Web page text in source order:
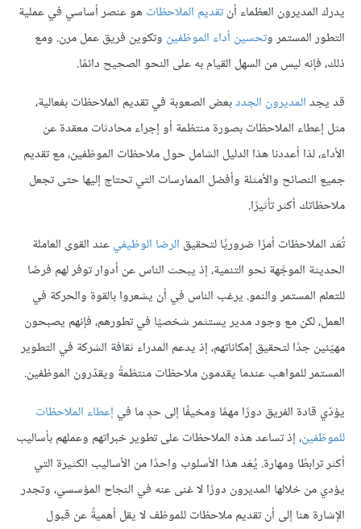
يدرك المديرون العظماء أنتقديم الملاحظاتهو عنصر أساسي في عملية
التطور المستمر وتحسين أداء الموظفين وتكوين فريق عمل مرن. ومع
ذلك، فإنه ليس من السهل القيام به على النحو الصحيح دائمًا.
قد يجدالمديرون الجددبعض الصعوبة في تقديم الملاحظات بفعالية،
مثل إعطاء الملاحظات بصورة منتظمة أو إجراء محادثات معقدة عن
الأداء، لذا أعددنا هذا الدليل الشامل حول ملاحظات الموظفين، مع تقديم
جميع النصائح والأمثلة وأفضل الممارسات التي تحتاج إليها حتى تجعل
ملاحظاتك أكثر تأثيرًا.
تُعَد الملاحظات أمرًا ضروريًا لتحقيق الرضا الوظيفيعند القوى العاملة
الحديثة الموجَّهة نحو التنمية، إذ يبحث الناس عن أدوار توفر لهم فرصًا
للتعلم المستمر والنمو. يرغب الناس في أن يشعروا بالقوة والحركة في
العمل، لكن مع وجود مدير يستثمر شخصيًا في تطورهم، فإنهم يصبحون
مهيّئين جدًا لتحقيق إمكاناتهم، إذ يدعم المدراء ثقافة الشركة في التطوير
المستمر للمواهب عندما يقدمون ملاحظات منتظمةً ويقدّرون الموظفين.
يؤدّي قادة الفريق دورًا مهمًا ومخيفًا إلى حدٍ ما في إعطاء الملاحظات
للموظفين، إذ تساعد هذه الملاحظات على تطوير خبراتهم وعملهم بأساليب
أكثر ترابطًا ومهارة. يُعَد هذا الأسلوب واحدًا من الأساليب الكثيرة التي
يؤدي من خلالها المديرون دورًا لا غنى عنه في النجاح المؤسسي، وتجدر
الإشارة هنا إلى أن تقديم ملاحظات للموظف لا يقل أهميةً عن قبول